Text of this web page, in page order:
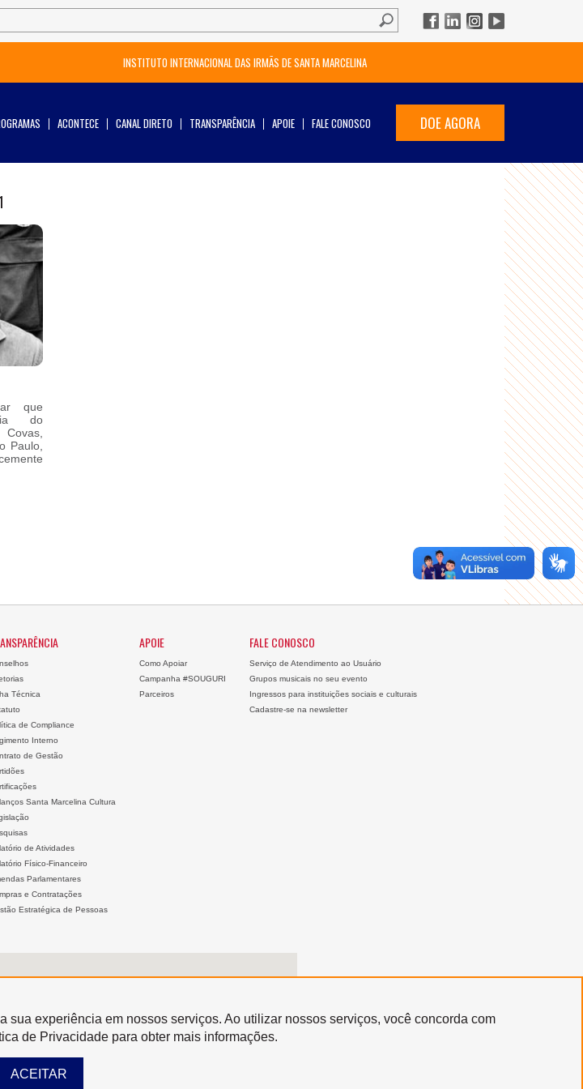
INSTITUTO INTERNACIONAL DAS IRMÃS DE SANTA MARCELINA
DOE AGORA
ACONTECE CANAL DIRETO TRANSPARÊNCIA APOIE FALE CONOSCO
que
do
Paulo,
Técnica
de Compliance
Interno
de Gestão
Santa Marcelina Cultura
de Atividades
Físico-Financeiro
Parlamentares
e Contratações
Estratégica de Pessoas
APOIE
Como Apoiar
Campanha #SOUGURI
Parceiros
FALE CONOSCO
Serviço de Atendimento ao Usuário
Grupos musicais no seu evento
Ingressos para instituições sociais e culturais
Cadastre-se na newsletter
experiência em nossos serviços. Ao utilizar nossos serviços, você concorda com
de Privacidade para obter mais informações.
ACEITAR